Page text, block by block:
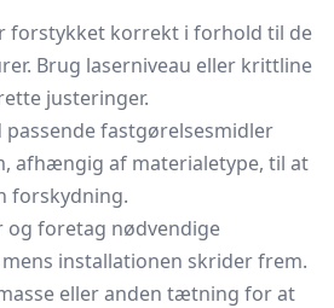
forstykket korrekt i forhold til de
Brug laserniveau eller krittline
justeringer.
passende fastgørelsesmidler
afhængig af materialetype, til at
forskydning.
og foretag nødvendige
installationen skrider frem.
eller anden tætning for at